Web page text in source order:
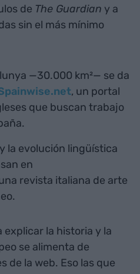
de The Guardian y a
sin el más mínimo
—30.000 km²— se da
, un portal
que buscan trabajo
la evolución lingüística
en
revista italiana de arte
explicar la historia y la
se alimenta de
de la web. Eso las que